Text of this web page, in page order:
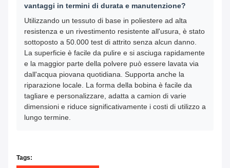
vantaggi in termini di durata e manutenzione?
Utilizzando un tessuto di base in poliestere ad alta
resistenza e un rivestimento resistente all'usura, è stato
sottoposto a 50.000 test di attrito senza alcun danno.
La superficie è facile da pulire e si asciuga rapidamente
e la maggior parte della polvere può essere lavata via
dall'acqua piovana quotidiana. Supporta anche la
riparazione locale. La forma della bobina è facile da
tagliare e personalizzare, adatta a camion di varie
dimensioni e riduce significativamente i costi di utilizzo a
lungo termine.
Tags: